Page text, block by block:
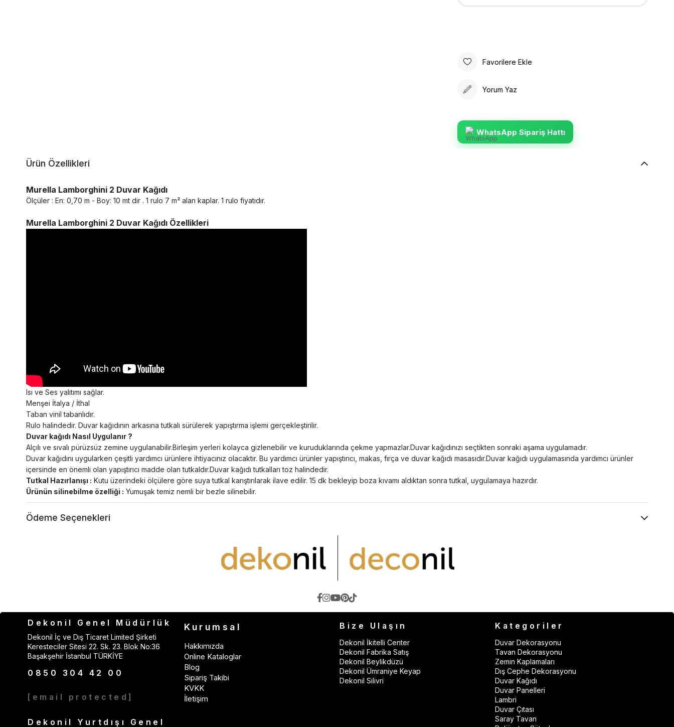
Favorilere Ekle
Yorum Yaz
WhatsApp Sipariş Hattı
Ürün Özellikleri
Murella Lamborghini 2 Duvar Kağıdı
Ölçüler : En: 0,70 m - Boy: 10 mt dir . 1 rulo 7 m² alan kaplar. 1 rulo fiyatıdır.
Murella Lamborghini 2 Duvar Kağıdı Özellikleri
Isı ve Ses yalıtımı sağlar.
Menşei İtalya / İthal
Taban vinil tabanlıdır.
Rulo halindedir. Duvar kağıdının arkasına tutkalı sürülerek yapıştırma işlemi gerçekleştirilir.
Duvar kağıdı Nasıl Uygulanır ?
Alçılı ve sıvalı pürüzsüz zemine uygulanabilir.Birleşim yerleri kolayca gizlenebilir ve kuruduklarında çekme yapmazlar.Duvar kağıdınızı seçtikten sonraki aşama uygulamadır.
Duvar kağıdını uygularken çeşitli yardımcı ürünlere ihtiyacınız olacaktır. Bu yardımcı ürünler yapıştırıcı, makas, fırça ve duvar kağıdı masasıdır.Duvar kağıdı uygulamasında yardımcı ürünler
içersinde en önemli olan yapıştırıcı madde olan tutkaldır.Duvar kağıdı tutkalları toz halindedir.
Tutkal Hazırlanışı : Kutu üzerindeki ölçülere göre suya tutkal karıştırılarak ilave edilir. 15 dk bekleyip boza kıvamı aldıktan sonra tutkal, uygulamaya hazırdır.
Ürünün silinebilme özelliği : Yumuşak temiz nemli bir bezle silinebilir.
Ödeme Seçenekleri
Dekonil Genel Müdürlük
Dekonil İç ve Dış Ticaret Limited Şirketi
Keresteciler Sitesi 22. Sk. 23. Blok No:36
Başakşehir İstanbul TÜRKİYE
0850 304 42 00
[email protected]
Dekonil Yurtdışı Genel
Kurumsal
Hakkımızda
Online Kataloglar
Blog
Sipariş Takibi
KVKK
İletişim
Bize Ulaşın
Dekonil İkitelli Center
Dekonil Fabrika Satış
Dekonil Beylikdüzü
Dekonil Ümraniye Keyap
Dekonil Silivri
Kategoriler
Duvar Dekorasyonu
Tavan Dekorasyonu
Zemin Kaplamaları
Dış Cephe Dekorasyonu
Duvar Kağıdı
Duvar Panelleri
Lambri
Duvar Çıtası
Saray Tavan